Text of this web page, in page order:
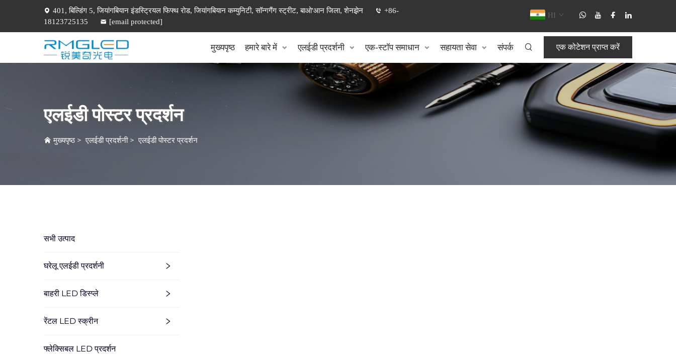
401, बिल्डिंग 5, जियांगबियान इंडस्ट्रियल फिफ्थ रोड, जियांगबियान कम्युनिटी, सॉन्गगैंग स्ट्रीट, बाओ'आन जिला, शेनझ़ेन
+86-
18123725135
[email protected]
HI
मुख्यपृष्ठ हमारे बारे में एलईडी प्रदर्शनी एक-स्टॉप समाधान सहायता सेवा संपर्क एक कोटेशन प्राप्त करें
एलईडी पोस्टर प्रदर्शन
मुख्यपृष्ठ >एलईडी प्रदर्शनी>एलईडी पोस्टर प्रदर्शन
सभी उत्पाद
घरेलू एलईडी प्रदर्शनी
बाहरी LED डिस्प्ले
रेंटल LED स्क्रीन
फ्लेक्सिबल LED प्रदर्शन